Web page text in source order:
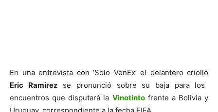
En una entrevista con ‘Solo VenEx’ el delantero criollo
Eric Ramírez se pronunció sobre su baja para los
encuentros que disputará la Vinotintofrente a Bolivia y